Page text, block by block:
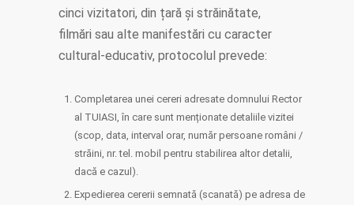
cinci vizitatori, din țară și străinătate,
filmări sau alte manifestări cu caracter
cultural-educativ, protocolul prevede:
Completarea unei cereri adresate domnului Rector
al TUIASI, în care sunt menționate detaliile vizitei
(scop, data, interval orar, număr persoane români /
străini, nr. tel. mobil pentru stabilirea altor detalii,
dacă e cazul).
Expedierea cererii semnată (scanată) pe adresa de